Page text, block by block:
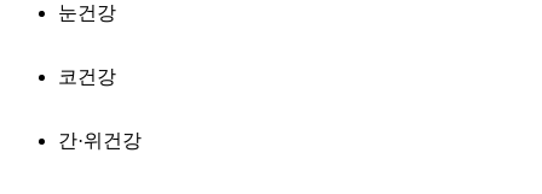
눈건강
코건강
간·위건강